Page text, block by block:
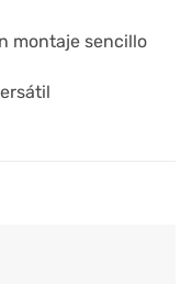
montaje sencillo